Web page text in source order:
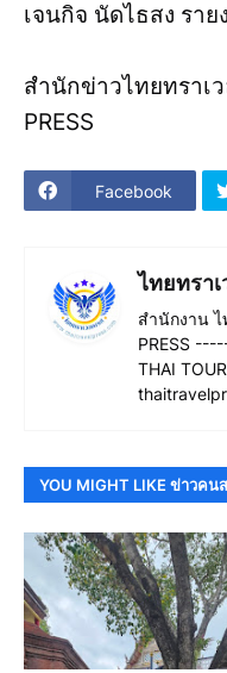
เจนกิจ นัดไธสง ราย
สำนักข่าวไทยทราเว
PRESS
Facebook
ไทยทราเ
สำนักงาน ไ
PRESS
THAI
YOU MIGHT LIKE ข่าวคน